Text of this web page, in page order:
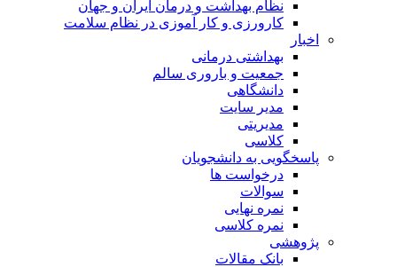
نظام بهداشت و درمان ایران و جهان
کارورزی و کار آموزی در نظام سلامت
اخبار
بهداشتی درمانی
جمعیت و باروری سالم
دانشگاهی
مدیر سایت
مدیریتی
کلاسی
پاسخگویی به دانشجویان
درخواست ها
سوالات
نمره نهایی
نمره کلاسی
پژوهشی
بانک مقالات